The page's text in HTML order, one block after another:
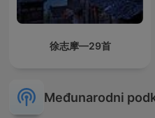
徐志摩—29首
Međunarodni